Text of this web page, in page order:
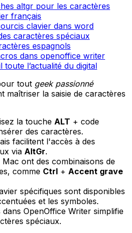
altgr pour les caractères
français
clavier dans word
caractères spéciaux
espagnols
dans openoffice writer
toute l’actualité du digital
tout geek passionné
maîtriser la saisie de caractères
la touche ALT + code
des caractères.
facilitent l'accès à des
via AltGr.
Mac ont des combinaisons de
comme Ctrl + Accent grave
spécifiques sont disponibles
et les symboles.
OpenOffice Writer simplifie
spéciaux.